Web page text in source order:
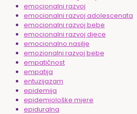
emocionalni razvoj
emocionalni razvoj adolescenata
emocionalni razvoj bebe
emocionalni razvoj djece
emocionalno nasilje
emozionalni razvoj bebe
empatičnost
empatija
entuzijazam
epidemija
epidemiološke mjere
epiduralna